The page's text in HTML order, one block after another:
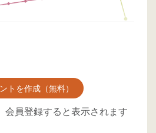
トを作成（無料）
会員登録すると表示されます